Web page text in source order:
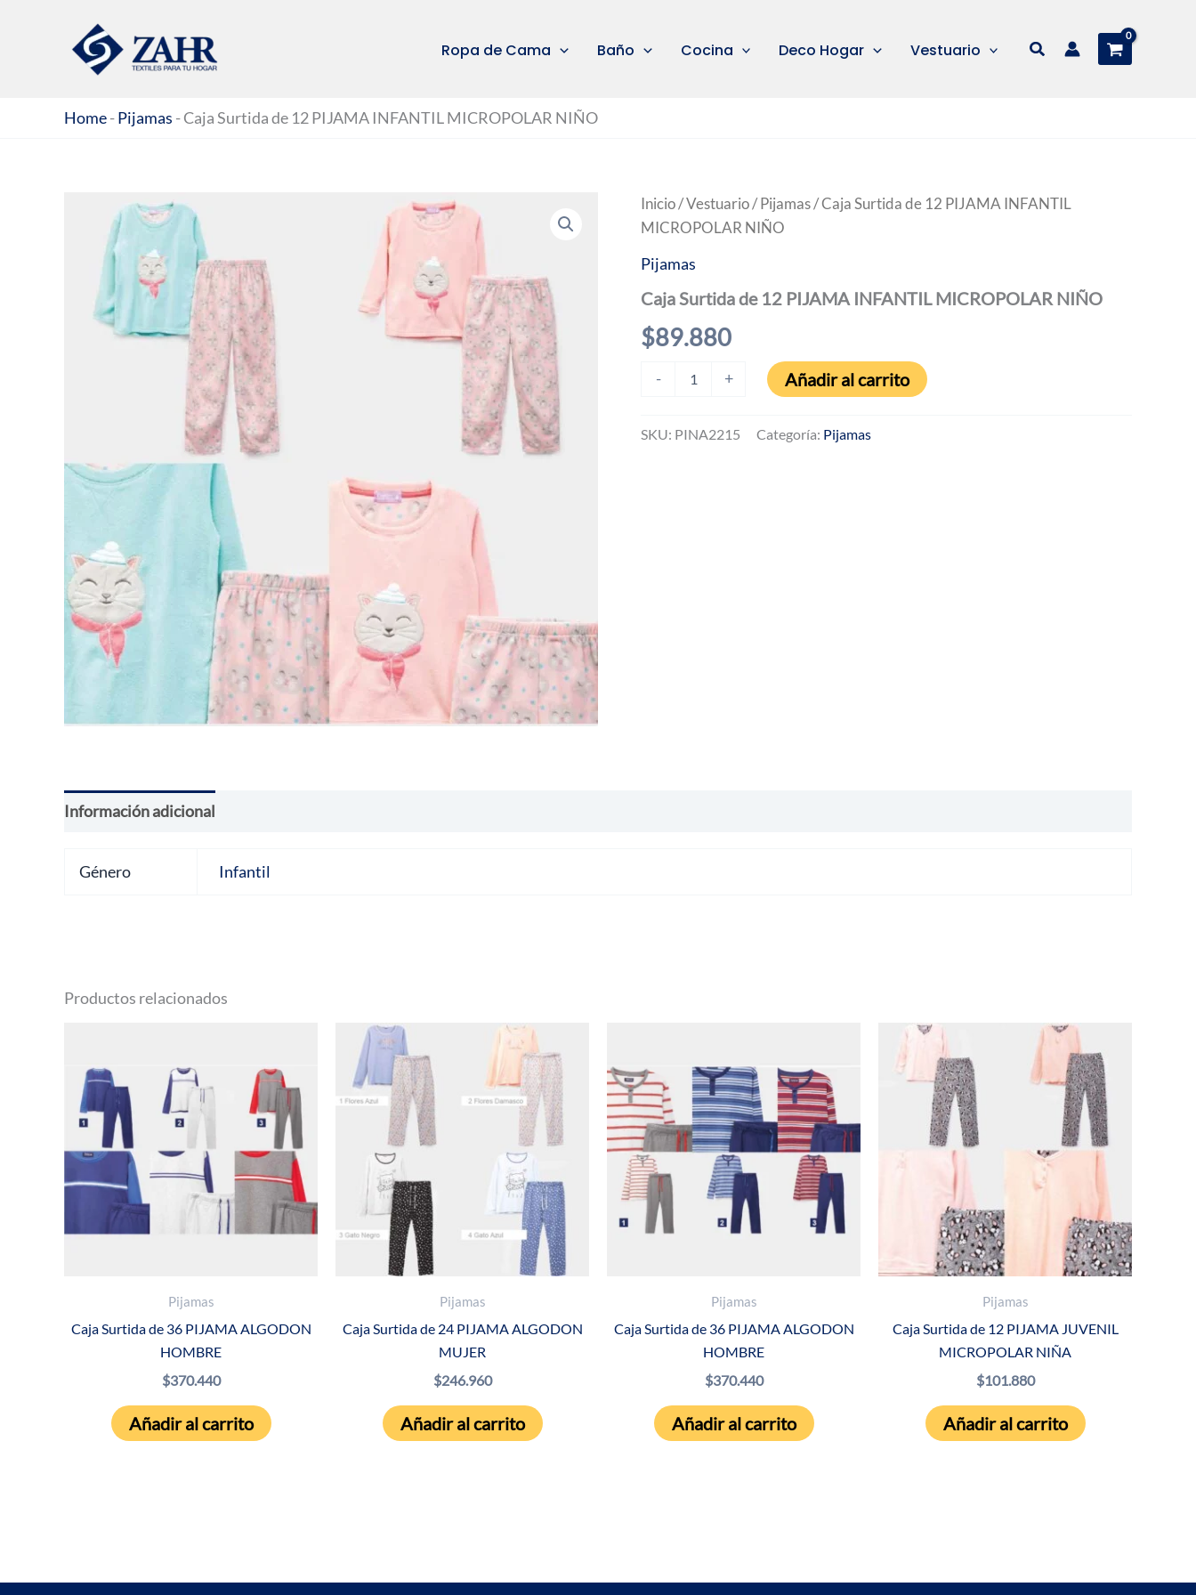
Ropa de Cama Baño Cocina Deco Hogar Vestuario Buscar
Home-Pijamas -Caja Surtida de 12 PIJAMA INFANTIL MICROPOLAR NIÑO
Inicio/Vestuario/ Pijamas/ Caja Surtida de 12 PIJAMA INFANTIL
MICROPOLAR NIÑO
Pijamas
Caja Surtida de 12 PIJAMA INFANTIL MICROPOLAR NIÑO
$89.880
-
PIJAMA
+ Añadir al carrito
SKU: PINA2215 Categoría: Pijamas
Información adicional
Género Infantil
Productos relacionados
Pijamas
Caja Surtida de 36 PIJAMA ALGODON
HOMBRE
$370.440
Añadir al carrito
Pijamas
Caja Surtida de 24 PIJAMA ALGODON
MUJER
$246.960
Añadir al carrito
Pijamas
Caja Surtida de 36 PIJAMA ALGODON
HOMBRE
$370.440
Añadir al carrito
Pijamas
Caja Surtida de 12 PIJAMA JUVENIL
MICROPOLAR NIÑA
$101.880
Añadir al carrito